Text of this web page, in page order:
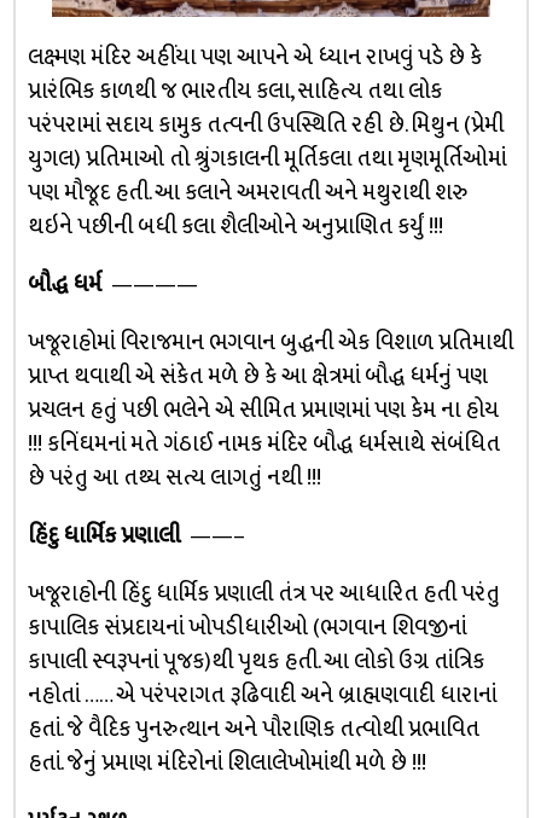
લક્ષ્મણ મંદિર અહીંયા પણ આપને એ ધ્યાન રાખવું પડે છે કે
પ્રારંભિક કાળથી જ ભારતીય કલા, સાહિત્ય તથા લોક
પરંપરામાં સદાય કામુક તત્વની ઉપસ્થિતિ રહી છે. મિથુન (પ્રેમી
યુગલ) પ્રતિમાઓ તો શ્રુંગકાલની મૂર્તિકલા તથા મૃણમૂર્તિઓમાં
પણ મૌજૂદ હતી. આ કલાને અમરાવતી અને મથુરાથી શરુ
થઇને પછીની બધી કલા શૈલીઓને અનુપ્રાણિત કર્યું !!!
બૌદ્ધ ધર્મ————
ખજૂરાહોમાં વિરાજમાન ભગવાન બુદ્ધની એક વિશાળ પ્રતિમાથી
પ્રાપ્ત થવાથી એ સંકેત મળે છે કે આ ક્ષેત્રમાં બૌદ્ધ ધર્મનું પણ
પ્રચલન હતું પછી ભલેને એ સીમિત પ્રમાણમાં પણ કેમ ના હોય
!!! કનિંઘમનાં મતે ગંઠાઈ નામક મંદિર બૌદ્ધ ધર્મસાથે સંબંધિત
છે પરંતુ આ તથ્ય સત્ય લાગતું નથી !!!
હિંદુ ધાર્મિક પ્રણાલી——–
ખજૂરાહોની હિંદુ ધાર્મિક પ્રણાલી તંત્ર પર આધારિત હતી પરંતુ
કાપાલિક સંપ્રદાયનાં ખોપડીધારીઓ (ભગવાન શિવજીનાં
કાપાલી સ્વરૂપનાં પૂજક)થી પૃથક હતી. આ લોકો ઉગ્ર તાંત્રિક
નહોતાં …… એ પરંપરાગત રૂઢિવાદી અને બ્રાહ્મણવાદી ધારાનાં
હતાં. જે વૈદિક પુનરુત્થાન અને પૌરાણિક તત્વોથી પ્રભાવિત
હતાં. જેનું પ્રમાણ મંદિરોનાં શિલાલેખોમાંથી મળે છે !!!